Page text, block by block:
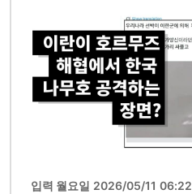
입력 월요일 2026/05/11 06:22